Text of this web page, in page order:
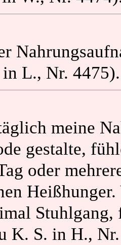
L., Nr. 4475).
meine
gestalte,
oder
K. S. in H.,